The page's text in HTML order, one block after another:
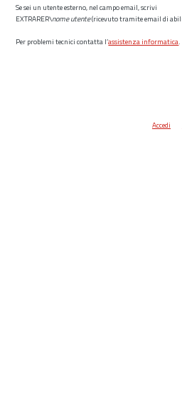
Se sei un utente esterno, nel campo email, scrivi
EXTRARER\nome utente(ricevuto tramite email di
Per problemi tecnici contatta l’assistenza informatica.
Accedi